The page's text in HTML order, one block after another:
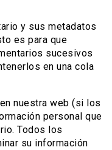
y sus metadatos
es para que
sucesivos
en una cola
nuestra web (si los
personal que
Todos los
su información